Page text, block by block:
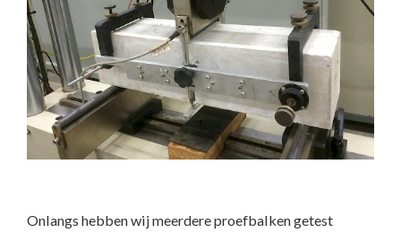
Onlangs hebben wij meerdere proefbalken getest